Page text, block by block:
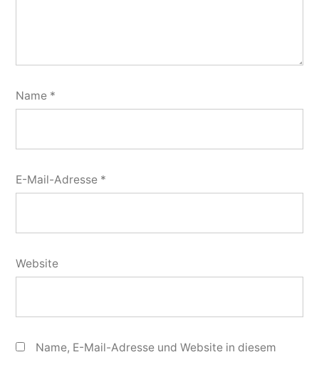
Name *
E-Mail-Adresse *
Website
Name, E-Mail-Adresse und Website in diesem